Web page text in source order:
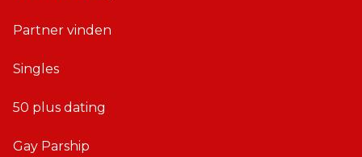
Partner vinden
Singles
50 plus dating
Gay Parship